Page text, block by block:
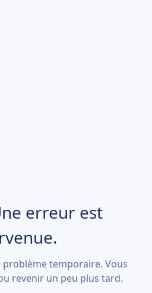
erreur est
temporaire. Vous
revenir un peu plus tard.